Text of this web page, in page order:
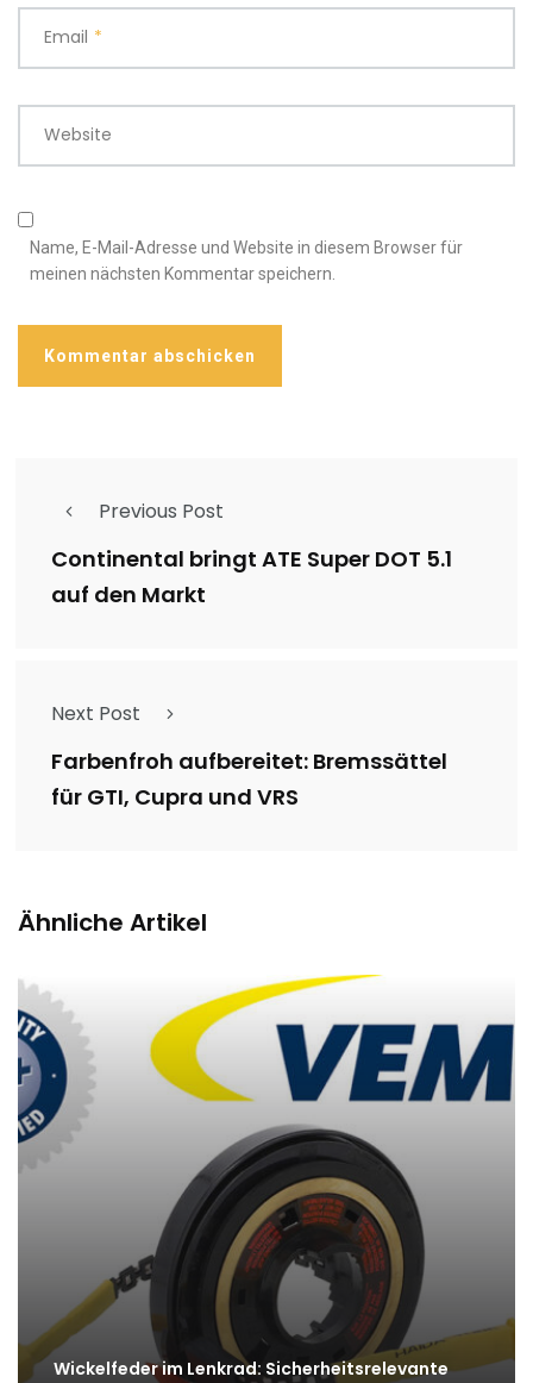
Email *
Website
Name, E-Mail-Adresse und Website in diesem Browser für
meinen nächsten Kommentar speichern.
Previous Post
Continental bringt ATE Super DOT 5.1
auf den Markt
Next Post
Farbenfroh aufbereitet: Bremssättel
für GTI, Cupra und VRS
Ähnliche Artikel
Wickelfeder im Lenkrad: Sicherheitsrelevante